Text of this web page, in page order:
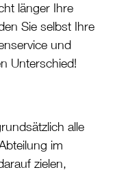
länger Ihre
Sie selbst Ihre
und
Unterschied!
alle
im
zielen,